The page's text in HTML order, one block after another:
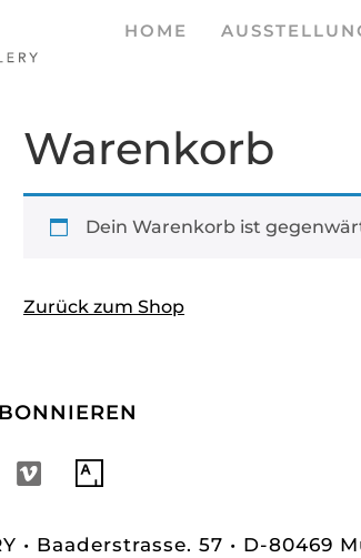
HOME
Warenkorb
Dein Warenkorb ist
Zurück zum Shop
• Baaderstrasse. 57 • D-80469